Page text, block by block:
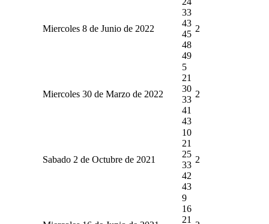
Miercoles 8 de Junio de 2022
33
43
45
48
49
2
Miercoles 30 de Marzo de 2022
5
21
30
33
41
43
2
Sabado 2 de Octubre de 2021
10
21
25
33
42
43
2
9
16
21